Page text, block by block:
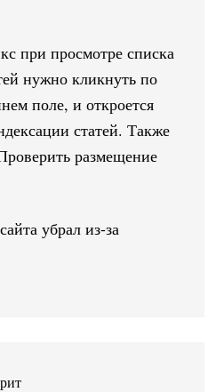
при просмотре списка
нужно кликнуть по
поле, и откроется
статей. Также
размещение
убрал из-за